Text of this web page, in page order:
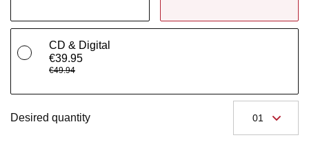
CD & Digital
€39.95
€49.94
Desired quantity